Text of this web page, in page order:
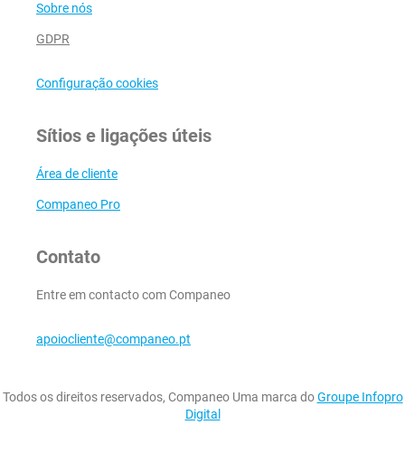
Sobre nós
GDPR
Configuração cookies
Sítios e ligações úteis
Área de cliente
Companeo Pro
Contato
Entre em contacto com Companeo
apoiocliente@companeo.pt
Todos os direitos reservados, Companeo Uma marca doGroupe Infopro
Digital